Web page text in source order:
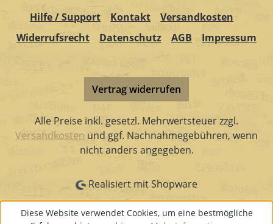
Hilfe / Support Kontakt
Versandkosten
Widerrufsrecht
Datenschutz AGB Impressum
Vertrag widerrufen
Alle Preise inkl. gesetzl. Mehrwertsteuer zzgl.
Versandkosten und ggf. Nachnahmegebühren, wenn
nicht anders angegeben.
Realisiert mit Shopware
Diese Website verwendet Cookies, um eine bestmögliche